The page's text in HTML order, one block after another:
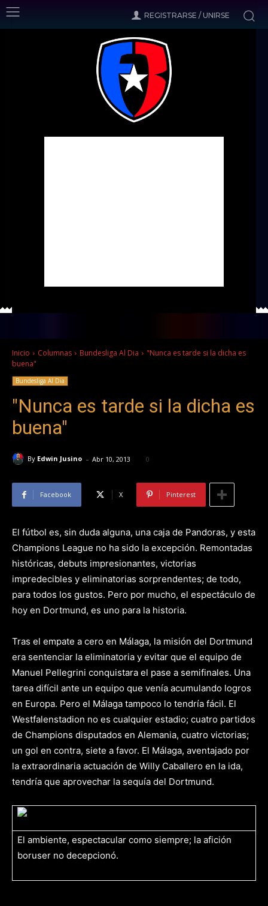
REGISTRARSE / UNIRSE
Inicio Columnas Bundesliga Al Dia
"Nunca es tarde si la dicha es
buena"
Bundesliga Al Dia
"Nunca es tarde si la dicha es
buena"
By Edwin Jusino - Abr 10, 2013 0
Facebook X Pinterest
El fútbol es, sin duda alguna, una caja de Pandoras, y esta
Champions League no ha sido la excepción. Remontadas
históricas, debuts impresionantes, victorias
impredecibles y eliminatorias sorprendentes; de todo,
para todos los gustos. Pero por mucho, el espectáculo de
hoy en Dortmund, es uno para la historia.
Tras el empate a cero en Málaga, la misión del Dortmund
era sentenciar la eliminatoria y evitar que el equipo de
Manuel Pellegrini conquistara el pase a semifinales. Una
tarea difícil ante un equipo que venía acumulando logros
en Europa. Pero el Málaga tampoco lo tendría fácil. El
Westfalenstadion no es cualquier estadio; cuatro partidos
de Champions disputados en Alemania, cuatro victorias;
un gol en contra, siete a favor. El Málaga, aventajado por
la extraordinaria actuación de Willy Caballero en la ida,
tendría que aprovechar la sequía del Dortmund.
El ambiente, espectacular como siempre; la afición
boruser no decepcionó.